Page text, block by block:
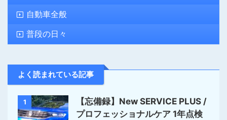
自動車全般
普段の日々
よく読まれている記事
1
【忘備録】New SERVICE PLUS /
プロフェッショナルケア 1年点検